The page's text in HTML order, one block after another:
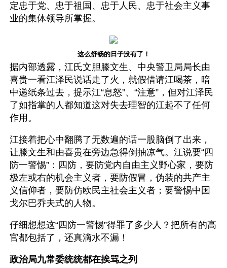
定忠于党、忠于祖国、忠于人民、忠于社会主义事
业的集体领导所掌握。
这么舒畅的日子没有了！
据内部透露，江氏文胆滕文生、中央警卫局局长由
喜贵一看江泽民说话走了火，就假借请江喝茶，暗
中递纸条过去，提示江“息怒”、“注意”，但对江泽民
了如指掌的人都知道这对失去理智的江起不了任何
作用。
江接着把心中翻腾了无数遍的话一股脑倒了出来，
让滕文生和由喜贵在旁边急得倒抽凉气。江说要“四
防一警惕”：四防，要防党内自由主义野心家，要防
极左或右的机会主义者，要防假冒，伪装的共产主
义信仰者，要防仿欧民主社会主义者；要警惕中国
戈尔巴乔夫式的人物。
仔细想想这“四防一警惕”得罪了多少人？把所有的高
官都包括了，还真滴水不漏！
政治局九常委统统都在挨骂之列